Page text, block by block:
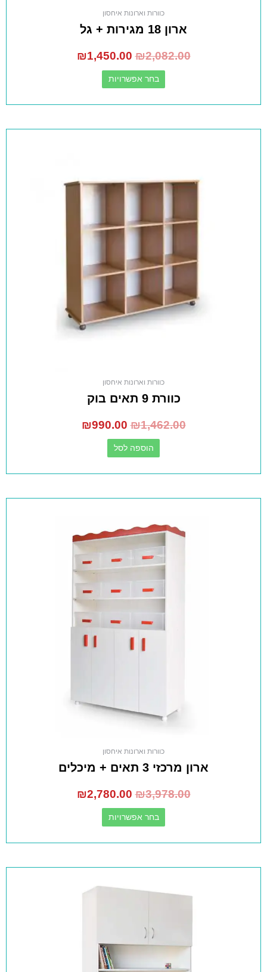
כוורות וארונות איחסון
ארון מרכזי 3 תאים + מיכלים
₪3,978.00
₪2,780.00
בחר אפשרויות
כוורות וארונות איחסון
ארון 18 מגירות + גל
₪2,082.00
₪1,450.00
בחר אפשרויות
כוורות וארונות איחסון
כוורת 9 תאים בוק
₪1,462.00
₪990.00
הוספה לסל